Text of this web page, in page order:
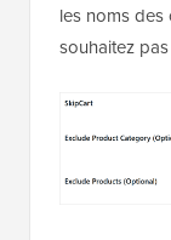
les noms
souhaitez